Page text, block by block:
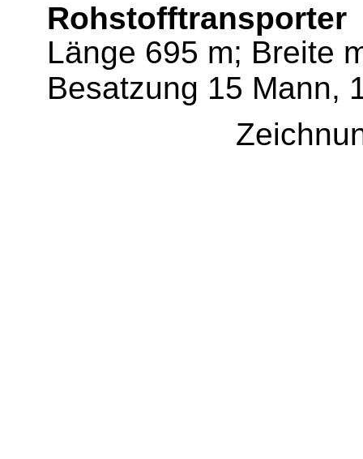
Rohstofftransporter
Länge 695 m; Breite
Besatzung 15 Mann,